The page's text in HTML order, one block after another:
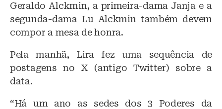
Geraldo Alckmin, a primeira-dama Janja e a
segunda-dama Lu Alckmin também devem
compor a mesa de honra.
Pela manhã, Lira fez uma sequência de
postagens no X (antigo Twitter) sobre a
data.
“Há um ano as sedes dos 3 Poderes da